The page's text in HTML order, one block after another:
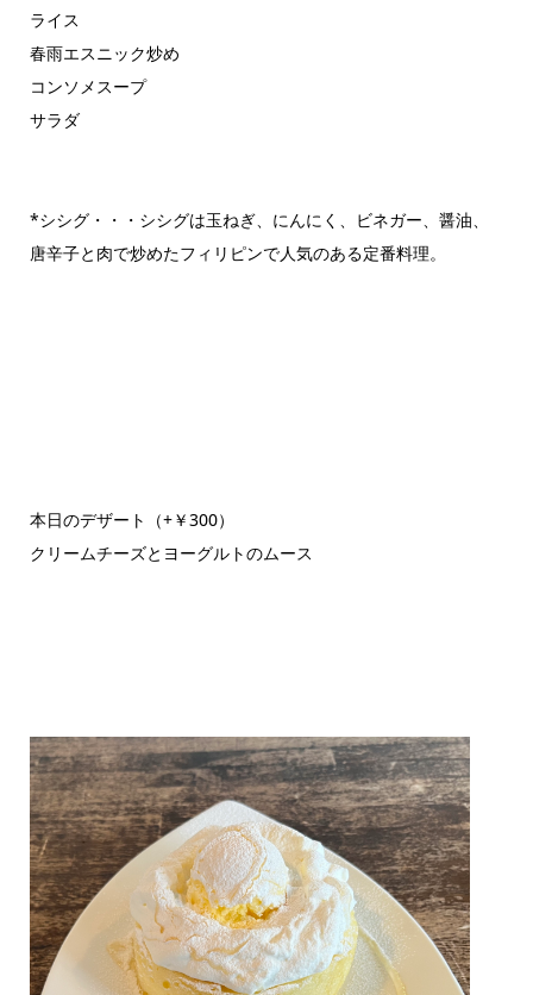
ライス
春雨エスニック炒め
コンソメスープ
サラダ
*シシグ・・・シシグは玉ねぎ、にんにく、ビネガー、醤油、
唐辛子と肉で炒めたフィリピンで人気のある定番料理。
本日のデザート（+￥300）
クリームチーズとヨーグルトのムース